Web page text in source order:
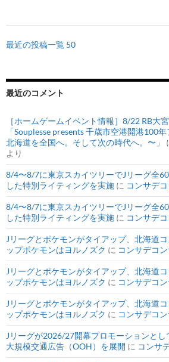
最近の投稿一覧 50
最近のコメント
［ホームゲームイベント情報］8/22 RB大
「Souplesse presents 千歳市空港開港100
北海道を全国へ。そして次の時代へ。〜」
より
8/4〜8/7に東京スカイツリーでJリーグ全
した特別ライティングを実施 に コンサデ
8/4〜8/7に東京スカイツリーでJリーグ全
した特別ライティングを実施 に コンサデ
Jリーグとポケモンがタイアップ、北海道
ップポケモンはヨルノズク に コンサデコ
Jリーグとポケモンがタイアップ、北海道
ップポケモンはヨルノズク に コンサデコ
Jリーグとポケモンがタイアップ、北海道
ップポケモンはヨルノズク に コンサデコ
Jリーグが2026/27開幕プロモーションと
大規模交通広告（OOH）を展開 に コンサ